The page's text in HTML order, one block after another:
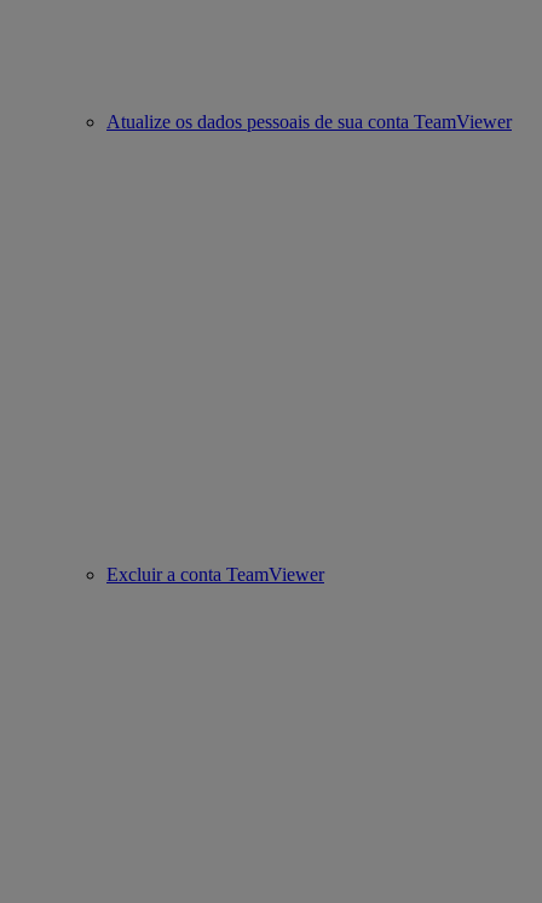
Atualize os dados pessoais de sua conta TeamViewer
Excluir a conta TeamViewer